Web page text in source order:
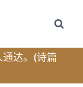
达。(诗篇